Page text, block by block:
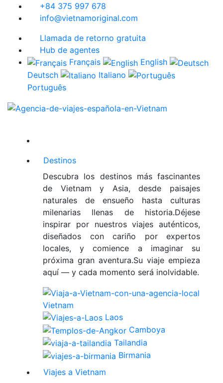
+84 375 997 678
info@vietnamoriginal.com
Llamada de retorno gratuita
Hub de agentes
Français
English
Deutsch
Italiano
Português
Destinos
Descubra los destinos más fascinantes
de Vietnam y Asia, desde paisajes
naturales de ensueño hasta culturas
milenarias llenas de historia.Déjese
inspirar por nuestros viajes auténticos,
diseñados con cariño por expertos
locales, y comience a imaginar su
próxima gran aventura.Su viaje empieza
aquí — y cada momento será inolvidable.
Vietnam
Laos
Camboya
Tailandia
Birmania
Viajes a Vietnam